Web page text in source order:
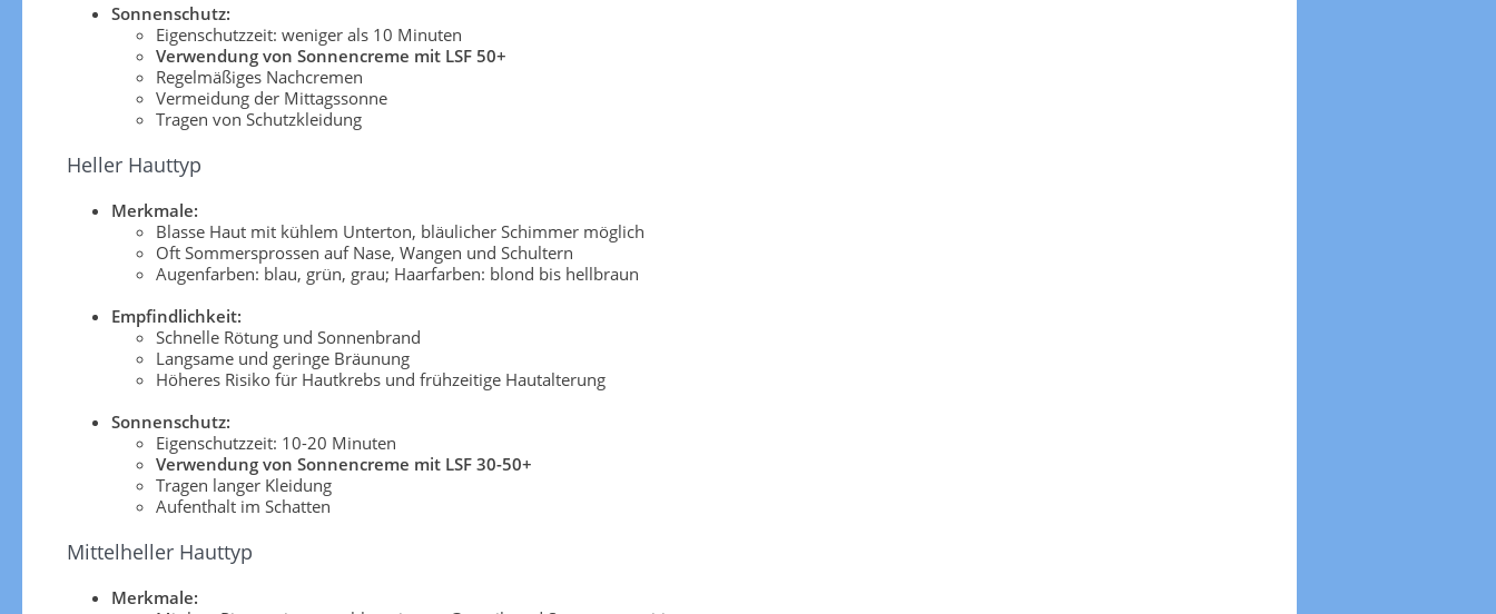
Sonnenschutz:
Eigenschutzzeit: weniger als 10 Minuten
Verwendung von Sonnencreme mit LSF 50+
Regelmäßiges Nachcremen
Vermeidung der Mittagssonne
Tragen von Schutzkleidung
Heller Hauttyp
Merkmale:
Blasse Haut mit kühlem Unterton, bläulicher Schimmer möglich
Oft Sommersprossen auf Nase, Wangen und Schultern
Augenfarben: blau, grün, grau; Haarfarben: blond bis hellbraun
Empfindlichkeit:
Schnelle Rötung und Sonnenbrand
Langsame und geringe Bräunung
Höheres Risiko für Hautkrebs und frühzeitige Hautalterung
Sonnenschutz:
Eigenschutzzeit: 10-20 Minuten
Verwendung von Sonnencreme mit LSF 30-50+
Tragen langer Kleidung
Aufenthalt im Schatten
Mittelheller Hauttyp
Merkmale: